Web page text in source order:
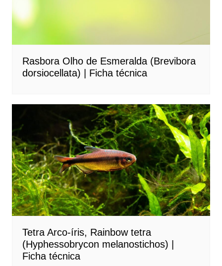
Rasbora Olho de Esmeralda (Brevibora
dorsiocellata) | Ficha técnica
Tetra Arco-íris, Rainbow tetra
(Hyphessobrycon melanostichos) |
Ficha técnica